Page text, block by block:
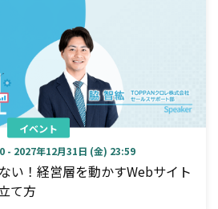
イベント
- 2027年12月31日 (金) 23:59
い！経営層を動かすWebサイト
て方